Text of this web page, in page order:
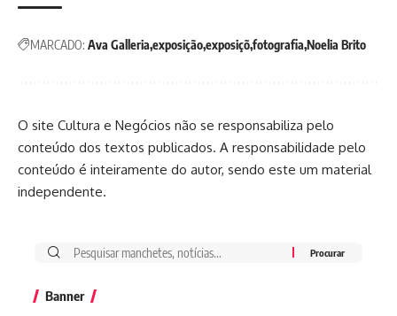
MARCADO: Ava Galleria exposiçãoexposiçõfotografia Noelia Brito
O site Cultura e Negócios não se responsabiliza pelo
conteúdo dos textos publicados. A responsabilidade pelo
conteúdo é inteiramente do autor, sendo este um material
independente.
Banner